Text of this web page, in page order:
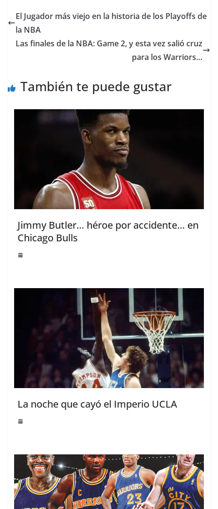
El Jugador más viejo en la historia de los Playoffs de
la NBA
Las finales de la NBA: Game 2, y esta vez salió cruz
para los Warriors…
También te puede gustar
Jimmy Butler… héroe por accidente… en
Chicago Bulls
La noche que cayó el Imperio UCLA